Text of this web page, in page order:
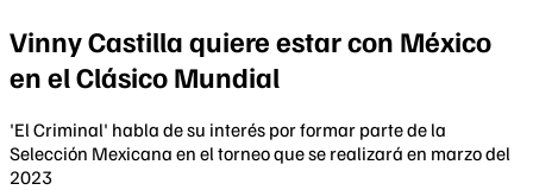
Vinny Castilla quiere estar con México
en el Clásico Mundial
'El Criminal' habla de su interés por formar parte de la
Selección Mexicana en el torneo que se realizará en marzo del
2023